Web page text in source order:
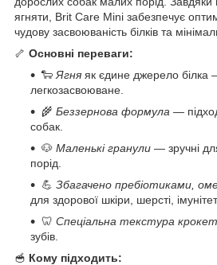
ягняти, Brit Care Mini забезпечує
чудову засвоюваність білків та
🦴 Основні переваги:
🐑 Ягня як єдине джерело білка
легкозасвоюване.
🌾 Беззернова формула —
собак.
🐶 Маленькі гранули — зручні
порід.
💪 Збагачено пребіотиками,
для здорової шкіри, шерсті,
🦷 Спеціальна текстура
зубів.
🥣 Кому підходить: